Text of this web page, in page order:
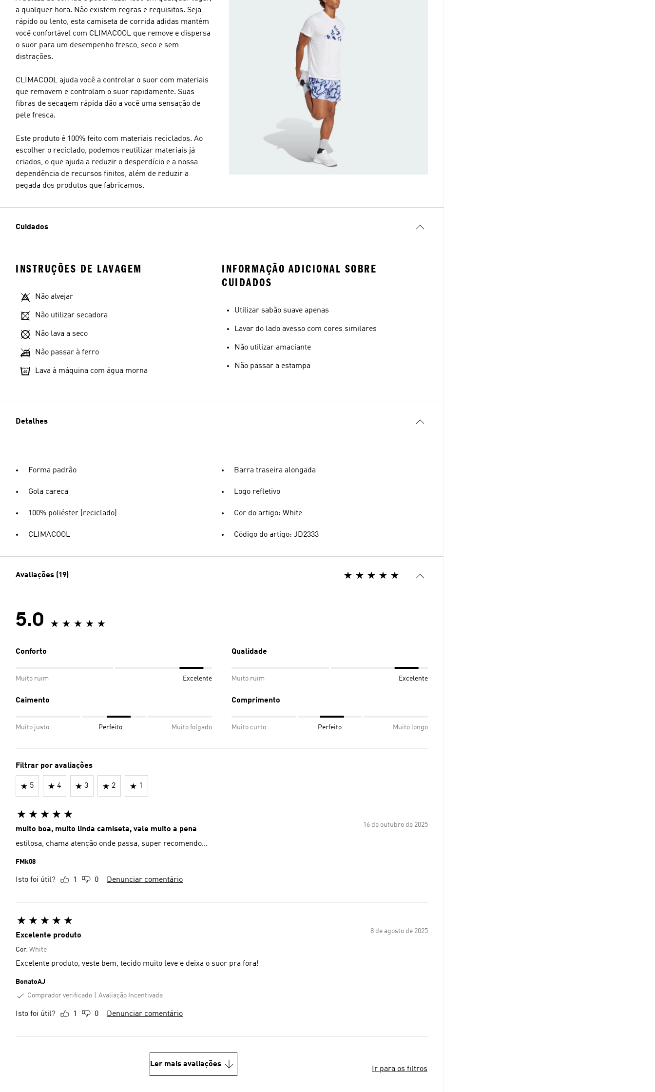
Tamanho do modelo
a qualquer hora. Não existem regras e requisitos. Seja
rápido ou lento, esta camiseta de corrida adidas mantém
você confortável com CLIMACOOL que remove e dispersa
o suor para um desempenho fresco, seco e sem
distrações.
CLIMACOOL ajuda você a controlar o suor com materiais
que removem e controlam o suor rapidamente. Suas
fibras de secagem rápida dão a você uma sensação de
pele fresca.
Este produto é 100% feito com materiais reciclados. Ao
escolher o reciclado, podemos reutilizar materiais já
criados, o que ajuda a reduzir o desperdício e a nossa
dependência de recursos finitos, além de reduzir a
pegada dos produtos que fabricamos.
Cuidados
INSTRUÇÕES DE LAVAGEM
Não alvejar
Não utilizar secadora
Não lava a seco
Não passar à ferro
Lava à máquina com água morna
INFORMAÇÃO ADICIONAL SOBRE
CUIDADOS
Utilizar sabão suave apenas
Lavar do lado avesso com cores similares
Não utilizar amaciante
Não passar a estampa
Detalhes
Forma padrão
Gola careca
100% poliéster (reciclado)
CLIMACOOL
Barra traseira alongada
Logo refletivo
Cor do artigo: White
Código do artigo: JD2333
Avaliações (19)
5.0
Conforto
Muito ruim Excelente
Qualidade
Muito ruim Excelente
Caimento
Muito justo Perfeito Muito folgado
Comprimento
Muito curto Perfeito Muito longo
Filtrar por avaliações
5 4 3 2 1
16 de outubro de 2025
muito boa, muito linda camiseta, vale muito a pena
estilosa, chama atenção onde passa, super recomendo...
FMk08
Isto foi útil? 1 0 Denunciar comentário
8 de agosto de 2025
Excelente produto
Cor: White
Excelente produto, veste bem, tecido muito leve e deixa o suor pra fora!
BonatoAJ
Comprador verificado
Avaliação Incentivada
Isto foi útil? 1 0 Denunciar comentário
Ler mais avaliações
Ir para os filtros